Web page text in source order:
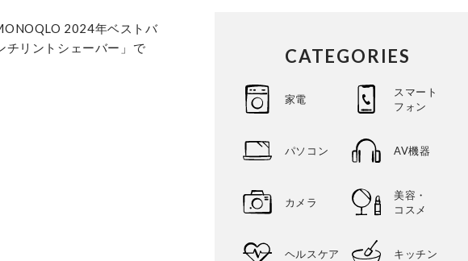
2024年ベストバ
チリントシェーバー」で
CATEGORIES
家電
スマート
フォン
パソコン AV機器
カメラ
美容・
コスメ
ヘルスケア キッチン